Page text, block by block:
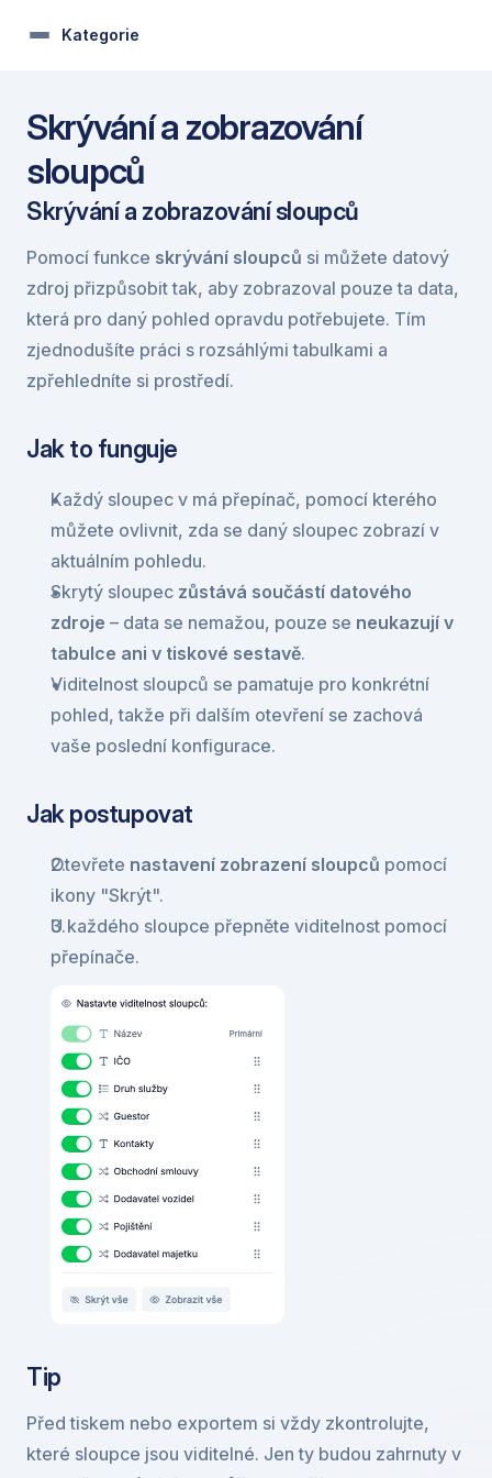
Kategorie
Skrývání a zobrazování
sloupců
Skrývání a zobrazování sloupců
Pomocí funkce skrývání sloupců si můžete datový
zdroj přizpůsobit tak, aby zobrazoval pouze ta data,
která pro daný pohled opravdu potřebujete. Tím
zjednodušíte práci s rozsáhlými tabulkami a
zpřehledníte si prostředí.
Jak to funguje
Každý sloupec v má přepínač, pomocí kterého
můžete ovlivnit, zda se daný sloupec zobrazí v
aktuálním pohledu.
Skrytý sloupec zůstává součástí datového
zdroje – data se nemažou, pouze se neukazují v
tabulce ani v tiskové sestavě.
Viditelnost sloupců se pamatuje pro konkrétní
pohled, takže při dalším otevření se zachová
vaše poslední konfigurace.
Jak postupovat
Otevřete nastavení zobrazení sloupců pomocí
ikony "Skrýt".
U každého sloupce přepněte viditelnost pomocí
přepínače.
Tip
Před tiskem nebo exportem si vždy zkontrolujte,
které sloupce jsou viditelné. Jen ty budou zahrnuty v